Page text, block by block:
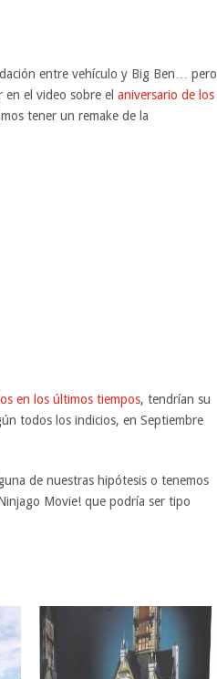
entre vehículo y Big Ben… pero
en el video sobre el aniversario de los
tener un remake de la
en los últimos tiempos, tendrían su
todos los indicios, en Septiembre
de nuestras hipótesis o tenemos
Movie! que podría ser tipo